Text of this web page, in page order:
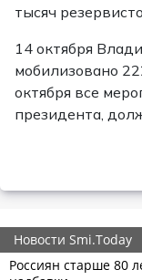
тысяч
14 октября
мобилизовано
октября все
президента,